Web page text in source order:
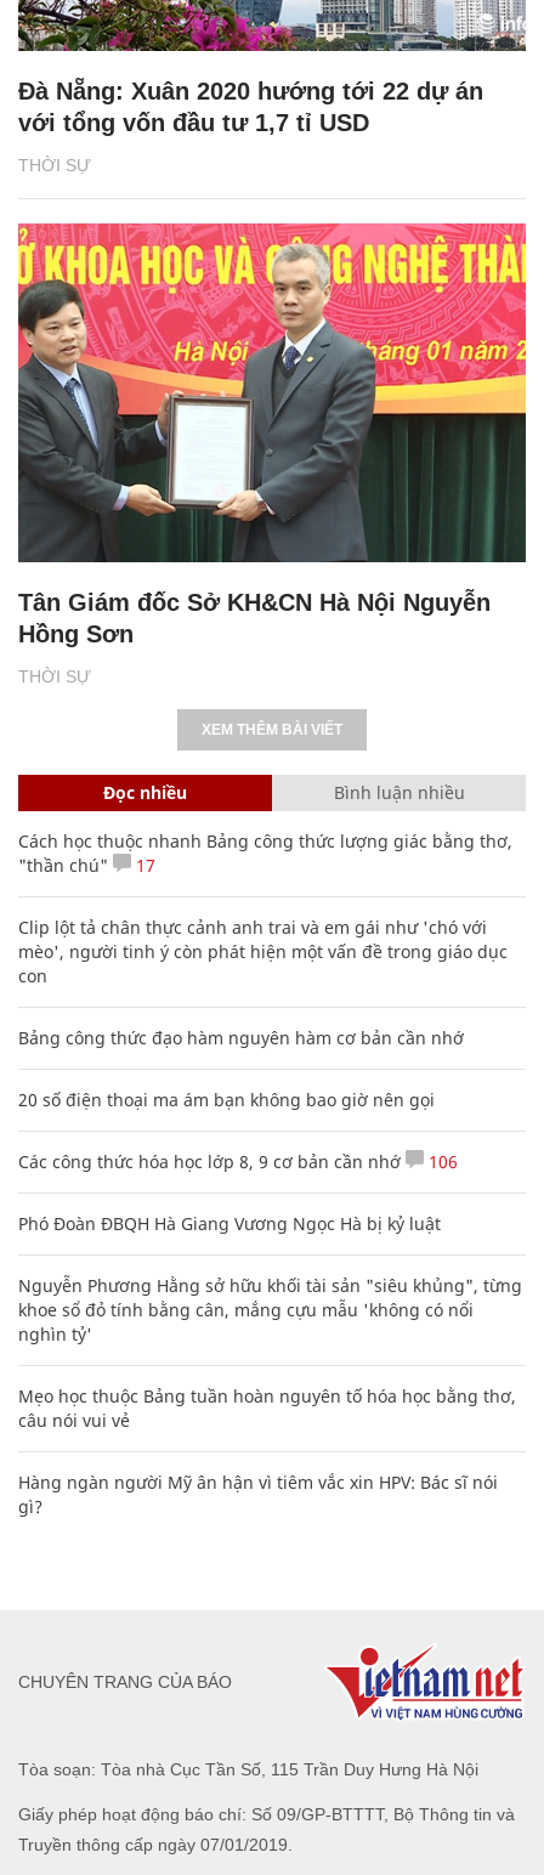
THỜI SỰ
Đà Nẵng: Xuân 2020 hướng tới 22 dự án
với tổng vốn đầu tư 1,7 tỉ USD
THỜI SỰ
Tân Giám đốc Sở KH&CN Hà Nội Nguyễn
Hồng Sơn
XEM THÊM BÀI VIẾT
Đọc nhiều Bình luận nhiều
Cách học thuộc nhanh Bảng công thức lượng giác bằng thơ,
"thần chú"
17
Clip lột tả chân thực cảnh anh trai và em gái như 'chó với
mèo', người tinh ý còn phát hiện một vấn đề trong giáo dục
con
Bảng công thức đạo hàm nguyên hàm cơ bản cần nhớ
20 số điện thoại ma ám bạn không bao giờ nên gọi
Các công thức hóa học lớp 8, 9 cơ bản cần nhớ 106
Phó Đoàn ĐBQH Hà Giang Vương Ngọc Hà bị kỷ luật
Nguyễn Phương Hằng sở hữu khối tài sản "siêu khủng", từng
khoe sổ đỏ tính bằng cân, mắng cựu mẫu 'không có nổi
nghìn tỷ'
Mẹo học thuộc Bảng tuần hoàn nguyên tố hóa học bằng thơ,
câu nói vui vẻ
Hàng ngàn người Mỹ ân hận vì tiêm vắc xin HPV: Bác sĩ nói
gì?
Tòa soạn: Tòa nhà Cục Tần Số, 115 Trần Duy Hưng Hà Nội
Giấy phép hoạt động báo chí: Số 09/GP-BTTTT, Bộ Thông tin và
Truyền thông cấp ngày 07/01/2019.
CHUYÊN TRANG CỦA BÁO